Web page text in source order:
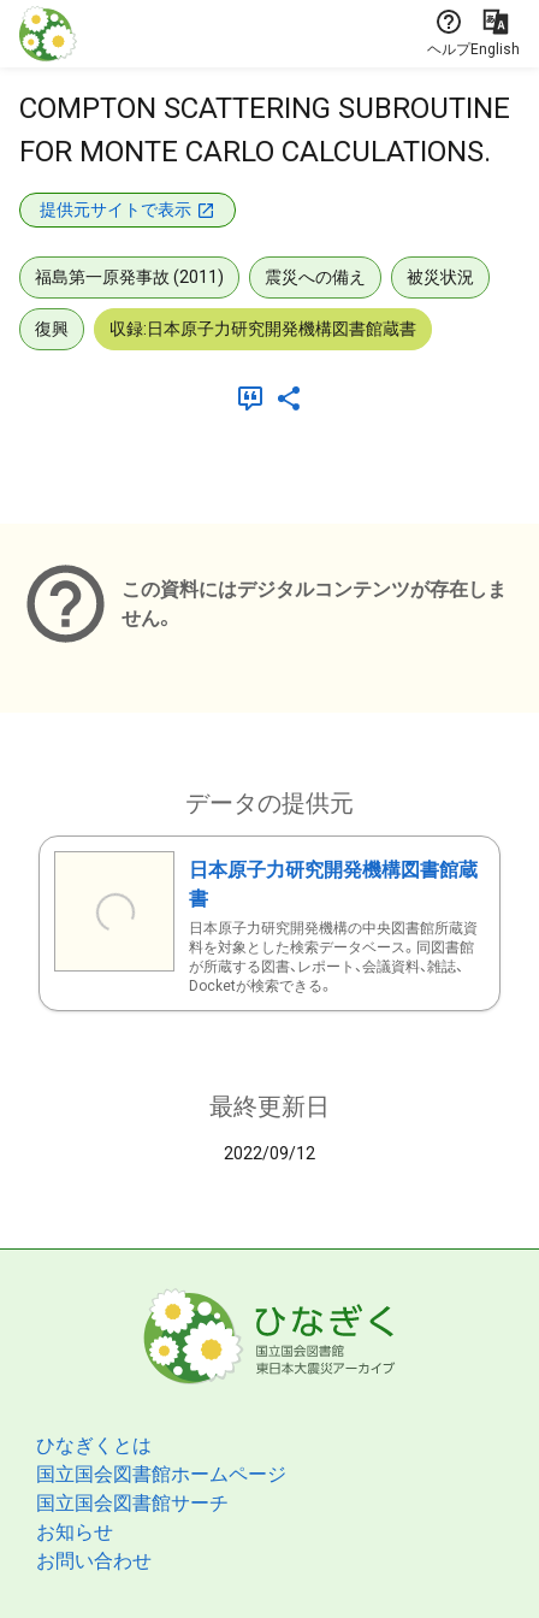
本文に飛ぶ
ヘルプEnglish
COMPTON SCATTERING SUBROUTINE
FOR MONTE CARLO CALCULATIONS.
提供元サイトで表示
福島第一原発事故 (2011) 震災への備え 被災状況
復興 収録:日本原子力研究開発機構図書館蔵書
この資料にはデジタルコンテンツが存在しま
せん。
データの提供元
日本原子力研究開発機構図書館蔵
書
日本原子力研究開発機構の中央図書館所蔵資
料を対象とした検索データベース。同図書館
が所蔵する図書、レポート、会議資料、雑誌、
Docketが検索できる。
最終更新日
2022/09/12
ひなぎくとは
国立国会図書館ホームページ
国立国会図書館サーチ
お知らせ
お問い合わせ